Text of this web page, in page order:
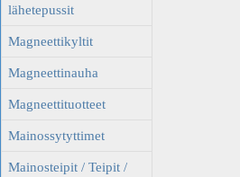
lähetepussit
Magneettikyltit
Magneettinauha
Magneettituotteet
Mainossytyttimet
Mainosteipit / Teipit /